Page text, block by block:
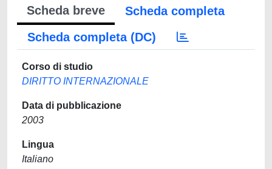
Scheda breve
Scheda completa
Scheda completa (DC)
Corso di studio
DIRITTO INTERNAZIONALE
Data di pubblicazione
2003
Lingua
Italiano